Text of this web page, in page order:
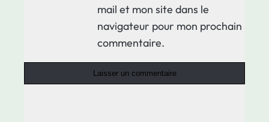
mail et mon site dans le
navigateur pour mon prochain
commentaire.